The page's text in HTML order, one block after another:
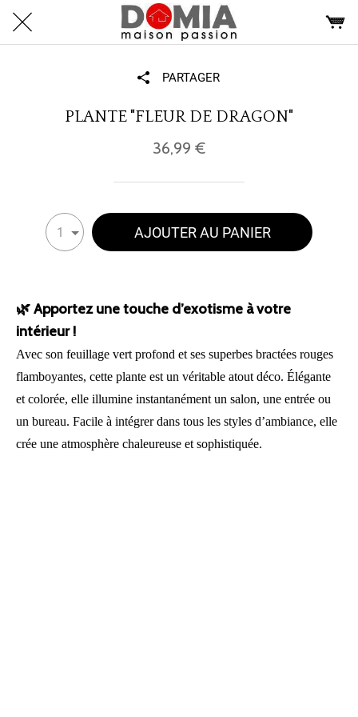
PARTAGER
PLANTE "FLEUR DE DRAGON"
36,99 €
1 AJOUTER AU PANIER
🌿 Apportez une touche d’exotisme à votre
intérieur !
Avec son feuillage vert profond et ses superbes bractées rouges
flamboyantes, cette plante est un véritable atout déco. Élégante
et colorée, elle illumine instantanément un salon, une entrée ou
un bureau. Facile à intégrer dans tous les styles d’ambiance, elle
crée une atmosphère chaleureuse et sophistiquée.